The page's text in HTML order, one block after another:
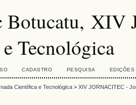
Botucatu, XIV
Tecnológica
CADASTRO PESQUISA EDIÇÕES
Científica e Tecnológica> XIV JORNACITEC -